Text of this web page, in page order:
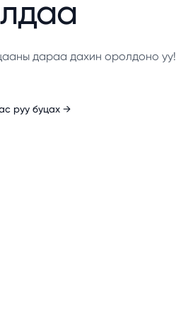
дараа дахин оролдоно уу!
руу буцах →